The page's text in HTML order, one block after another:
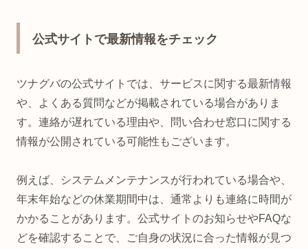
公式サイトで最新情報をチェック
ツナグバの公式サイトでは、サービスに関する最新情報
や、よくある質問などが掲載されている場合がありま
す。連絡が遅れている理由や、問い合わせ窓口に関する
情報が公開されている可能性もございます。
例えば、システムメンテナンスが行われている場合や、
年末年始などの休業期間中は、通常よりも連絡に時間が
かかることがあります。公式サイトのお知らせやFAQな
どを確認することで、ご自身の状況に合った情報が見つ